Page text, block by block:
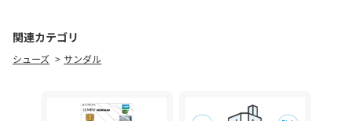
場合は、使用前に必ずご確認ください。
※商品画像は、光の当たり具合やパソコンなどの閲覧環境によ
り、実際の色味と異なって見える場合がございます。あらかじめ
関連カテゴリ
シューズ サンダル